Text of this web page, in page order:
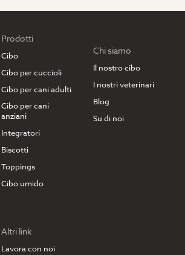
Prodotti
Cibo
Cibo per cuccioli
Cibo per cani adulti
Cibo per cani
anziani
Integratori
Biscotti
Toppings
Cibo umido
Chi siamo
Il nostro cibo
I nostri veterinari
Blog
Su di noi
Altri link
Lavora con noi